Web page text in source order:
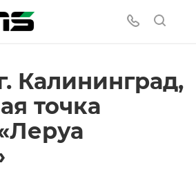
Калининград,
точка